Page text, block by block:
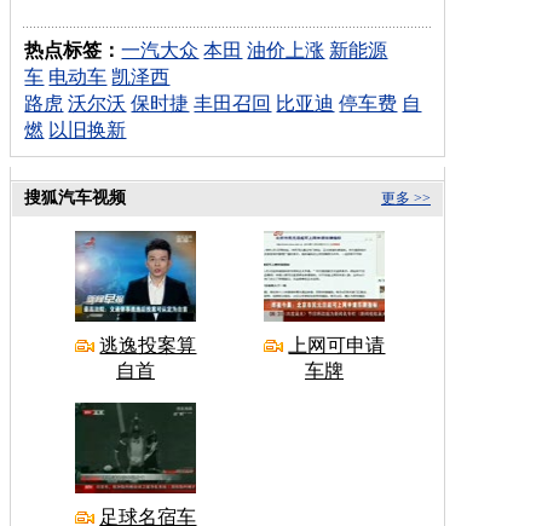
热点标签：一汽大众 本田 油价上涨 新能源
车 电动车 凯泽西
路虎 沃尔沃 保时捷 丰田召回 比亚迪 停车费 自
燃 以旧换新
更多 >>
搜狐汽车视频
逃逸投案算
自首
上网可申请
车牌
足球名宿车